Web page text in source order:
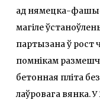
ад нямецка-
магіле
партызана ў рост
помнікам
бетонная пліта
лаўровага вянка.